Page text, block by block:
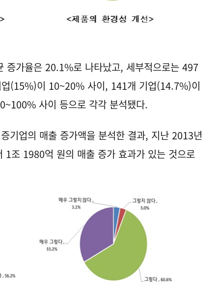
증가율은 20.1%로 나타났고, 세부적으로는 497
(15%)이 10~20% 사이, 141개 기업(14.7%)이
사이 등으로 각각 분석됐다.
기업의 매출 증가액을 분석한 결과, 지난 2013년
조 1980억 원의 매출 증가 효과가 있는 것으로